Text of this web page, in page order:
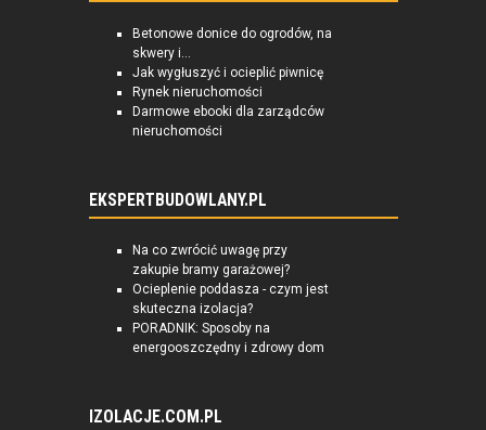
Betonowe donice do ogrodów, na
skwery i...
Jak wygłuszyć i ocieplić piwnicę
Rynek nieruchomości
Darmowe ebooki dla zarządców
nieruchomości
EKSPERTBUDOWLANY.PL
Na co zwrócić uwagę przy
zakupie bramy garażowej?
Ocieplenie poddasza - czym jest
skuteczna izolacja?
PORADNIK: Sposoby na
energooszczędny i zdrowy dom
IZOLACJE.COM.PL